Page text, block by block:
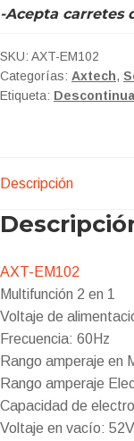
-Acepta carretes
SKU: AXT-EM102
Categorías: Axtech,
Etiqueta:
Descripción
AXT-EM102
Multifunción 2 en 1
Voltaje de
Frecuencia: 60Hz
Rango amperaje en
Rango amperaje
Capacidad de
Voltaje en vacío: 52V